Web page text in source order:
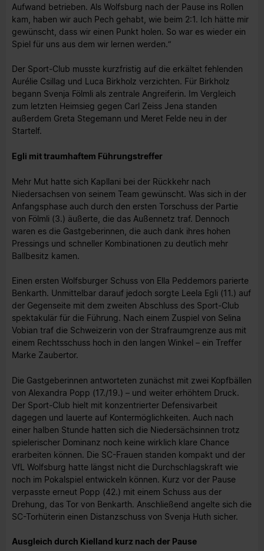
Aufwand betrieben. Als Wolfsburg nach der Pause ins Rollen
kam, haben wir auch Pech gehabt, wie beim 2:1. Ich hätte mir
gewünscht, dass wir einen Punkt holen. So war es wieder ein
Spiel für uns aus dem wir lernen werden.“
Der Sport-Club musste kurzfristig auf die erkältet fehlenden
Aurélie Csillag und Luca Birkholz verzichten. Für Birkholz
begann Svenja Fölmli als zentrale Angreiferin. Im Vergleich
zum letzten Heimsieg gegen Carl Zeiss Jena standen
außerdem Greta Stegemann und Meret Felde neu in der
Startelf.
Egli mit traumhaftem Führungstreffer
Mehr Mut hatte sich Kapllani bei der Rückkehr nach
Niedersachsen von seinem Team gewünscht. Was sich in der
Anfangsphase auch durch den ersten Torschuss der Partie
von Fölmli (3.) äußerte, die das Außennetz traf. Dennoch
waren es die Gastgeberinnen, die auch dank ihres hohen
Pressings und schneller Kombinationen zu deutlich mehr
Ballbesitz kamen.
Einen ersten Wolfsburger Schuss von Ella Peddemors parierte
Benkarth. Unmittelbar darauf jedoch sorgte Leela Egli (11.) auf
der Gegenseite mit dem zweiten Abschluss des Sport-Club
spektakulär für die Führung. Nach einem Zuspiel von Selina
Vobian traf die Schweizerin von der Strafraumgrenze aus mit
einem Rechtsschuss hoch in den langen Winkel – ein Treffer
Marke Zaubertor.
Die Gastgeberinnen antworteten zunächst mit zwei Kopfbällen
von Alexandra Popp (17./19.) – und weiter erhöhtem Druck.
Der Sport-Club hielt mit konzentrierter Defensivarbeit
dagegen und lauerte auf Kontermöglichkeiten. Auch nach
einer halben Stunde hatten sich die Niedersächsinnen trotz
spielerischer Dominanz noch keine wirklich klare Chance
erarbeiten können. Die SC-Frauen standen kompakt und der
VfL Wolfsburg hatte längst nicht die Durchschlagskraft wie
noch im Pokalspiel entwickeln können. Kurz vor der Pause
verpasste erneut Popp (42.) mit einem Schuss aus der
Drehung, das Tor von Benkarth. Anschließend angelte sich die
SC-Torhüterin einen Distanzschuss von Svenja Huth sicher.
Ausgleich durch Kielland kurz nach der Pause